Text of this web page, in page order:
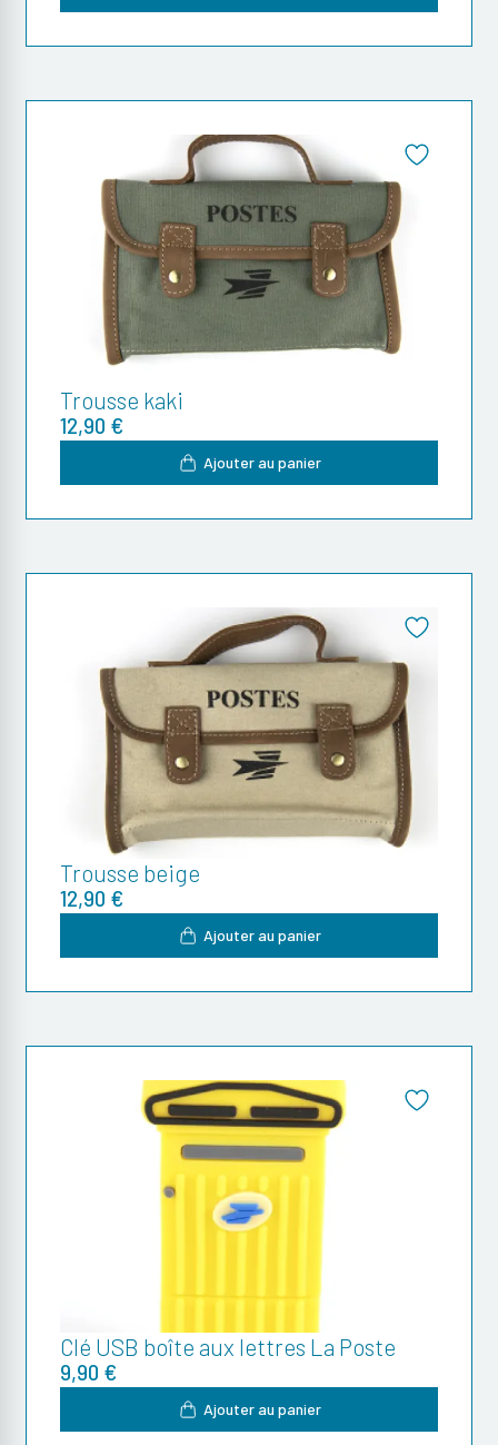
Trousse kaki
12,90 €
Ajouter au panier
Trousse beige
12,90 €
Ajouter au panier
Clé USB boîte aux lettres La Poste
9,90 €
Ajouter au panier